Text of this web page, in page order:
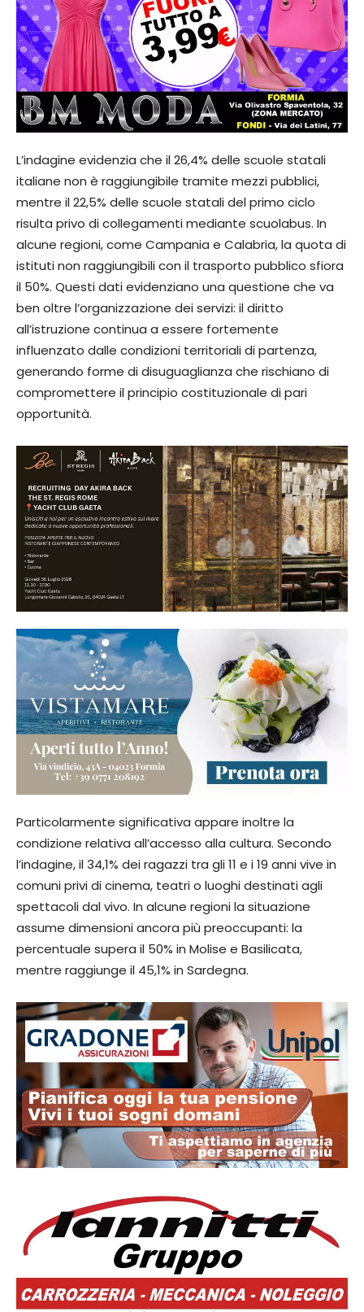
L’indagine evidenzia che il 26,4% delle scuole statali
italiane non è raggiungibile tramite mezzi pubblici,
mentre il 22,5% delle scuole statali del primo ciclo
risulta privo di collegamenti mediante scuolabus. In
alcune regioni, come Campania e Calabria, la quota di
istituti non raggiungibili con il trasporto pubblico sfiora
il 50%. Questi dati evidenziano una questione che va
ben oltre l’organizzazione dei servizi: il diritto
all’istruzione continua a essere fortemente
influenzato dalle condizioni territoriali di partenza,
generando forme di disuguaglianza che rischiano di
compromettere il principio costituzionale di pari
opportunità.
Particolarmente significativa appare inoltre la
condizione relativa all’accesso alla cultura. Secondo
l’indagine, il 34,1% dei ragazzi tra gli 11 e i 19 anni vive in
comuni privi di cinema, teatri o luoghi destinati agli
spettacoli dal vivo. In alcune regioni la situazione
assume dimensioni ancora più preoccupanti: la
percentuale supera il 50% in Molise e Basilicata,
mentre raggiunge il 45,1% in Sardegna.